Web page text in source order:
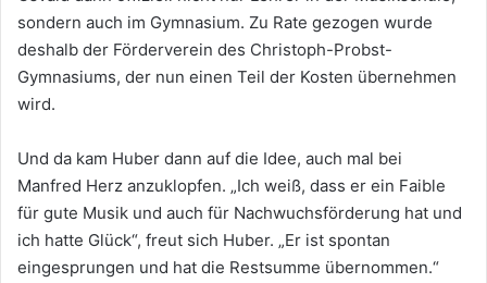
sondern auch im Gymnasium. Zu Rate gezogen wurde
deshalb der Förderverein des Christoph-Probst-
Gymnasiums, der nun einen Teil der Kosten übernehmen
wird.
Und da kam Huber dann auf die Idee, auch mal bei
Manfred Herz anzuklopfen. „Ich weiß, dass er ein Faible
für gute Musik und auch für Nachwuchsförderung hat und
ich hatte Glück“, freut sich Huber. „Er ist spontan
eingesprungen und hat die Restsumme übernommen.“